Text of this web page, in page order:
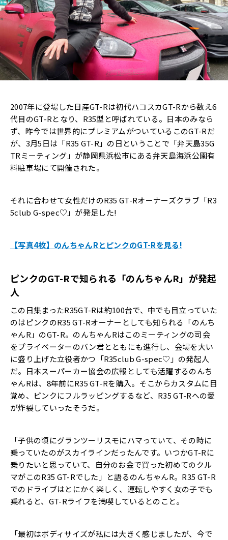
2007年に登場した日産GT-Rは初代ハコスカGT-Rから数え6
代目のGT-Rとなり、R35型と呼ばれている。日本のみなら
ず、昨今では世界的にプレミアムがついているこのGT-Rだ
が、3月5日は「R35 GT-R」の日ということで「弁天島35G
TRミーティング」が静岡県浜松市にある弁天島海浜公園有
料駐車場にて開催された。
それに合わせて女性だけのR35 GT-Rオーナーズクラブ「R3
5club G-spec♡」が発足した!
【写真4枚】のんちゃんRとピンクのGT-Rを見る!
ピンクのGT-Rで知られる「のんちゃんR」が発起
人
この日集まったR35GT-Rは約100台で、中でも目立っていた
のはピンクのR35 GT-Rオーナーとしても知られる「のんち
ゃんR」のGT-R。のんちゃんRはこのミーティングの司会
をプライベーターのパン君とともにも進行し、会場を大い
に盛り上げた立役者かつ「R35club G-spec♡」の発起人
だ。日本スーパーカー協会の広報としても活躍するのんち
ゃんRは、8年前にR35 GT-Rを購入。そこからカスタムに目
覚め、ピンクにフルラッピングするなど、R35 GT-Rへの愛
が炸裂していったそうだ。
「子供の頃にグランツーリスモにハマっていて、その時に
乗っていたのがスカイラインだったんです。いつかGT-Rに
乗りたいと思っていて、自分のお金で買った初めてのクル
マがこのR35 GT-Rでした」と語るのんちゃんR。R35 GT-R
でのドライブはとにかく楽しく、運転しやすく女の子でも
乗れると、GT-Rライフを満喫しているとのこと。
「最初はボディサイズが私には大きく感じましたが、今で